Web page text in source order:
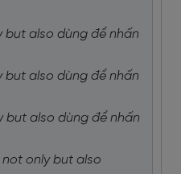
but also dùng để nhấn
but also dùng để nhấn
but also dùng để nhấn
only but also